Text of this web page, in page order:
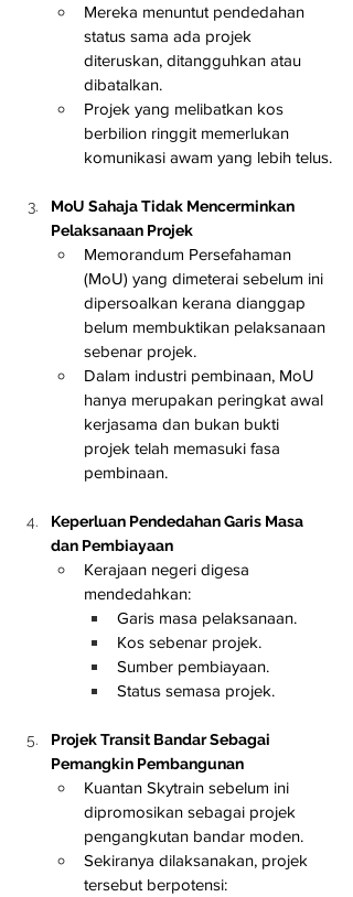
Mereka menuntut pendedahan
status sama ada projek
diteruskan, ditangguhkan atau
dibatalkan.
Projek yang melibatkan kos
berbilion ringgit memerlukan
komunikasi awam yang lebih telus.
MoU Sahaja Tidak Mencerminkan
Pelaksanaan Projek
Memorandum Persefahaman
(MoU) yang dimeterai sebelum ini
dipersoalkan kerana dianggap
belum membuktikan pelaksanaan
sebenar projek.
Dalam industri pembinaan, MoU
hanya merupakan peringkat awal
kerjasama dan bukan bukti
projek telah memasuki fasa
pembinaan.
Keperluan Pendedahan Garis Masa
dan Pembiayaan
Kerajaan negeri digesa
mendedahkan:
Garis masa pelaksanaan.
Kos sebenar projek.
Sumber pembiayaan.
Status semasa projek.
Projek Transit Bandar Sebagai
Pemangkin Pembangunan
Kuantan Skytrain sebelum ini
dipromosikan sebagai projek
pengangkutan bandar moden.
Sekiranya dilaksanakan, projek
tersebut berpotensi: